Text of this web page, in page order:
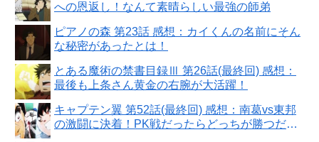
への恩返し！なんて素晴らしい最強の師弟
ピアノの森 第23話 感想：カイくんの名前にそん
な秘密があったとは！
とある魔術の禁書目録Ⅲ 第26話(最終回) 感想：
最後も上条さん黄金の右腕が大活躍！
キャプテン翼 第52話(最終回) 感想：南葛vs東邦
の激闘に決着！PK戦だったらどっちが勝つだろ